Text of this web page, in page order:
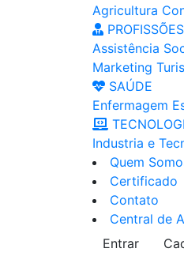
Agricultura
PROFISSÕES
Assistência
Marketing
SAÚDE
Enfermagem
Industria e
Quem
Certificado
Contato
Central de
Entrar